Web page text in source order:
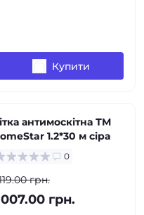
Купити
антимоскітна ТМ
1.2*30 м сіра
0
грн.
007.00 грн.